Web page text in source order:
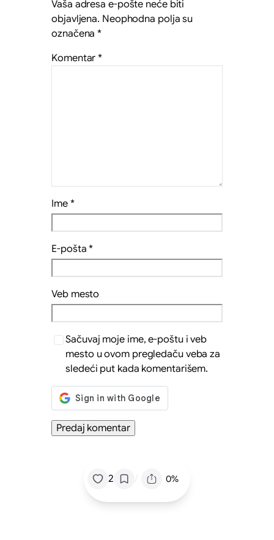
Vaša adresa e-pošte neće biti
objavljena. Neophodna polja su
označena*
Komentar*
Ime *
E-pošta*
Veb mesto
Sačuvaj moje ime, e-poštu i veb
mesto u ovom pregledaču veba za
sledeći put kada komentarišem.
2 / 0%